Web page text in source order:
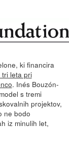
ki financira
tri leta pri
. Inés Bouzón-
s tremi
projektov,
ne bodo
iz minulih let,